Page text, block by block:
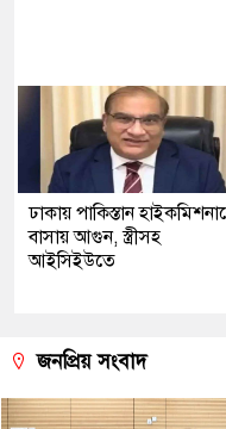
ঢাকায় পাকিস্তান
বাসায় আগুন, স্ত্রীসহ
আইসিইউতে
জনপ্রিয় সংবাদ